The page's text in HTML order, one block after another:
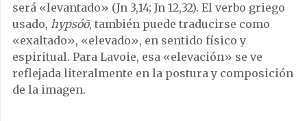
será «levantado» (Jn 3,14; Jn 12,32). El verbo griego
usado, hypsóō, también puede traducirse como
«exaltado», «elevado», en sentido físico y
espiritual. Para Lavoie, esa «elevación» se ve
reflejada literalmente en la postura y composición
de la imagen.